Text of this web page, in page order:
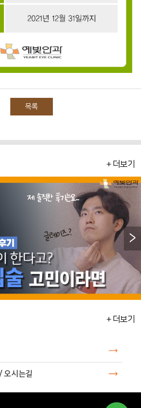
목록
+ 더보기
>
+ 더보기
오시는길